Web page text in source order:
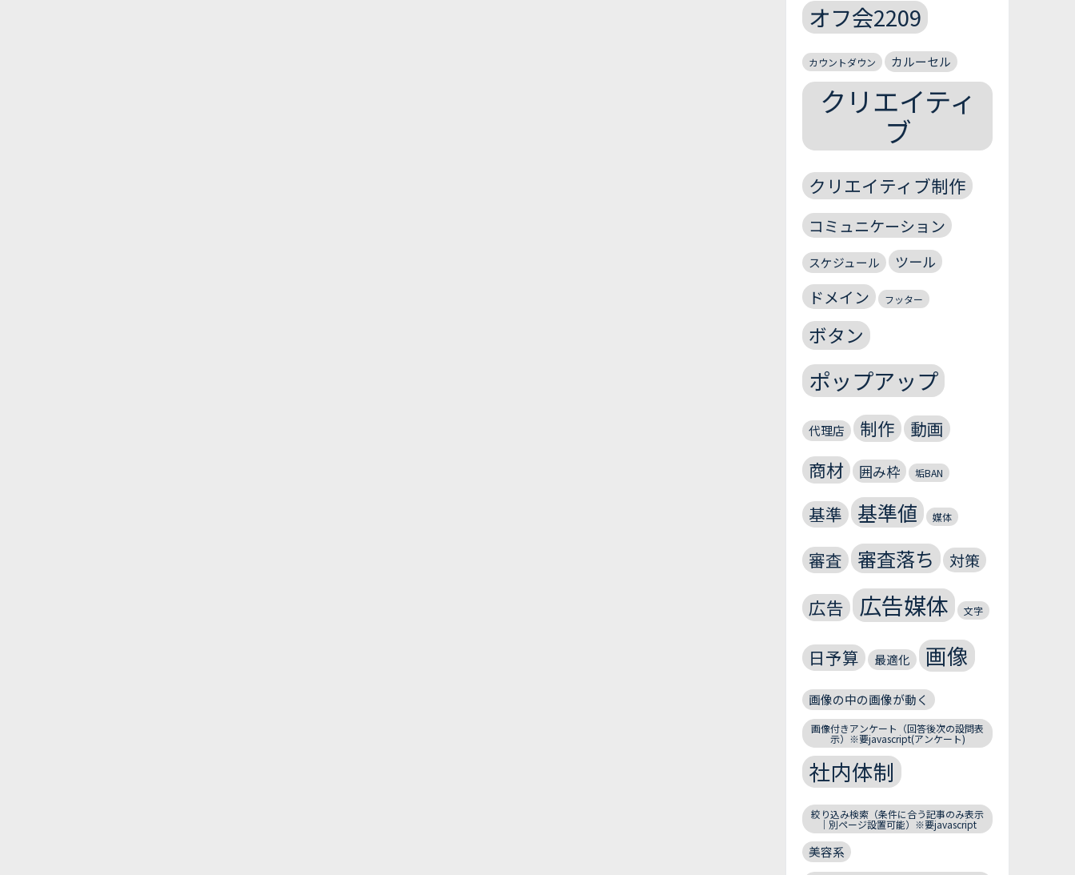
オフ会2209
カウントダウン カルーセル
クリエイティ
ブ
クリエイティブ制作
コミュニケーション
スケジュール ツール
ドメイン フッター
ボタン
ポップアップ
代理店 制作 動画
商材 囲み枠 垢BAN
基準 基準値 媒体
審査 審査落ち 対策
広告 広告媒体 文字
日予算 最適化 画像
画像の中の画像が動く
画像付きアンケート（回答後次の設問表
示）※要javascript(アンケート)
社内体制
絞り込み検索（条件に合う記事のみ表示
｜別ページ設置可能）※要javascript
美容系